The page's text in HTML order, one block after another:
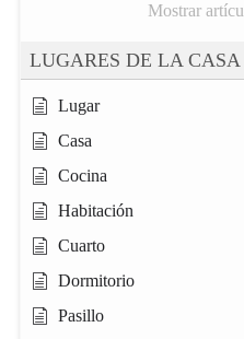
Mostrar
LUGARES DE LA CASA
Lugar
Casa
Cocina
Habitación
Cuarto
Dormitorio
Pasillo